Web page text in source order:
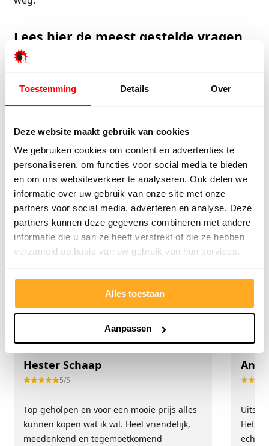
Toestemming Details Over
Deze website maakt gebruik van cookies
We gebruiken cookies om content en advertenties te
personaliseren, om functies voor social media te bieden
en om ons websiteverkeer te analyseren. Ook delen we
informatie over uw gebruik van onze site met onze
partners voor social media, adverteren en analyse. Deze
partners kunnen deze gegevens combineren met andere
informatie die u aan ze heeft verstrekt of die ze hebben
verzameld op basis van uw gebruik van hun services.
Alles toestaan
Aanpassen
Lees hier de meest gestelde vragen
Houten vloer, waarom brede of smalle planken?
Wat zijn de voordelen van een brede houten vloer?
Kan een brede houten vloer in combinatie met
vloerverwarming?
Kom naar de fabriek Bekijk assortiment
Wat onze klanten zeggen
Onze klanten beoordelen ons met een 9/10
Hester Schaap
5/5
Top geholpen en voor een mooie prijs alles
kunnen kopen wat ik wil. Heel vriendelijk,
meedenkend en tegemoetkomend
Het
echt